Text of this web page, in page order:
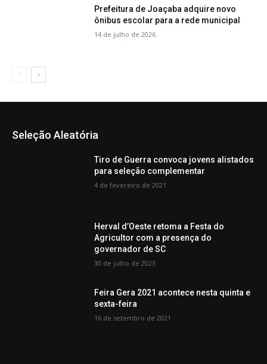
Prefeitura de Joaçaba adquire novo
ônibus escolar para a rede municipal
14 de julho de 2026
Seleção Aleatória
Tiro de Guerra convoca jovens alistados
para seleção complementar
4 de fevereiro de 2021
Herval d’Oeste retoma a Festa do
Agricultor com a presença do
governador de SC
30 de julho de 2023
Feira Gera 2021 acontece nesta quinta e
sexta-feira
16 de setembro de 2021